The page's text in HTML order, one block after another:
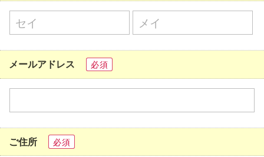
メールアドレス 必須
ご住所 必須